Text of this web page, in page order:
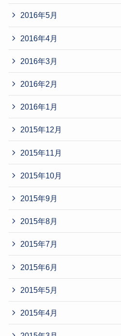
2016年5月
2016年4月
2016年3月
2016年2月
2016年1月
2015年12月
2015年11月
2015年10月
2015年9月
2015年8月
2015年7月
2015年6月
2015年5月
2015年4月